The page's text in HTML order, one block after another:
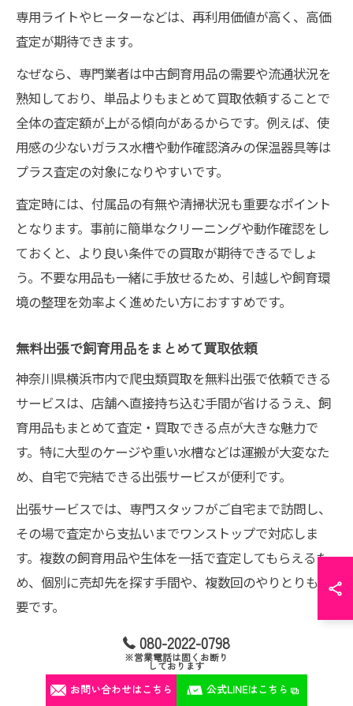
専用ライトやヒーターなどは、再利用価値が高く、高価
査定が期待できます。
なぜなら、専門業者は中古飼育用品の需要や流通状況を
熟知しており、単品よりもまとめて買取依頼することで
全体の査定額が上がる傾向があるからです。例えば、使
用感の少ないガラス水槽や動作確認済みの保温器具等は
プラス査定の対象になりやすいです。
査定時には、付属品の有無や清掃状況も重要なポイント
となります。事前に簡単なクリーニングや動作確認をし
ておくと、より良い条件での買取が期待できるでしょ
う。不要な用品も一緒に手放せるため、引越しや飼育環
境の整理を効率よく進めたい方におすすめです。
無料出張で飼育用品をまとめて買取依頼
神奈川県横浜市内で爬虫類買取を無料出張で依頼できる
サービスは、店舗へ直接持ち込む手間が省けるうえ、飼
育用品もまとめて査定・買取できる点が大きな魅力で
す。特に大型のケージや重い水槽などは運搬が大変なた
め、自宅で完結できる出張サービスが便利です。
出張サービスでは、専門スタッフがご自宅まで訪問し、
その場で査定から支払いまでワンストップで対応しま
す。複数の飼育用品や生体を一括で査定してもらえるた
め、個別に売却先を探す手間や、複数回のやりとりも不
要です。
実際に「思い出のある飼育環境を丸ごと手放せて助かっ
た」という利用者の声も多く、引越しや急な事情で急い
で整理したい場合にも重宝されています。出張費や査定
080-2022-0798
※営業電話は固くお断り
しております
お問い合わせはこちら 公式LINEはこちら